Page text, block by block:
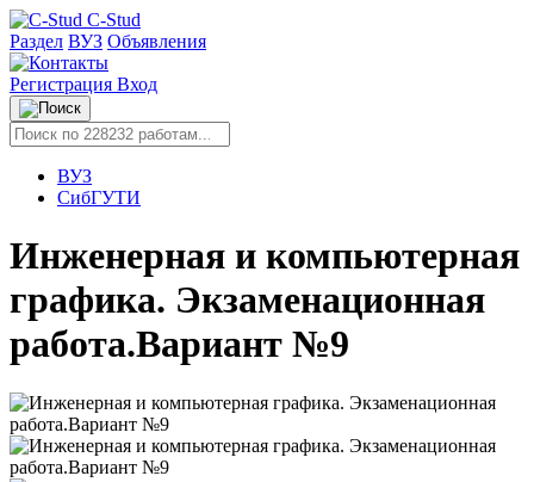
C-Stud
Раздел ВУЗ Объявления
Регистрация Вход
ВУЗ
СибГУТИ
Инженерная и компьютерная
графика. Экзаменационная
работа.Вариант №9